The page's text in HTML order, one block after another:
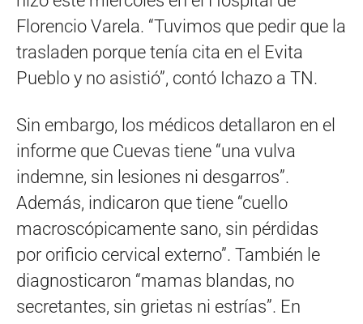
Florencio Varela. “Tuvimos que pedir que la
trasladen porque tenía cita en el Evita
Pueblo y no asistió”, contó Ichazo a TN.
Sin embargo, los médicos detallaron en el
informe que Cuevas tiene “una vulva
indemne, sin lesiones ni desgarros”.
Además, indicaron que tiene “cuello
macroscópicamente sano, sin pérdidas
por orificio cervical externo”. También le
diagnosticaron “mamas blandas, no
secretantes, sin grietas ni estrías”. En